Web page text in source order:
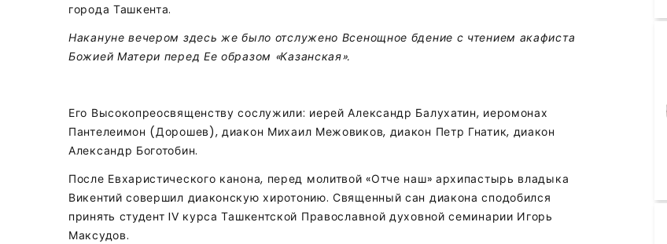
города Ташкента.
Накануне вечером здесь же было отслужено Всенощное бдение с чтением акафиста
Божией Матери перед Ее образом «Казанская».
Его Высокопреосвященству сослужили: иерей Александр Балухатин, иеромонах
Пантелеимон (Дорошев), диакон Михаил Межовиков, диакон Петр Гнатик, диакон
Александр Боготобин.
После Евхаристического канона, перед молитвой «Отче наш» архипастырь владыка
Викентий совершил диаконскую хиротонию. Священный сан диакона сподобился
принять студент IV курса Ташкентской Православной духовной семинарии Игорь
Максудов.